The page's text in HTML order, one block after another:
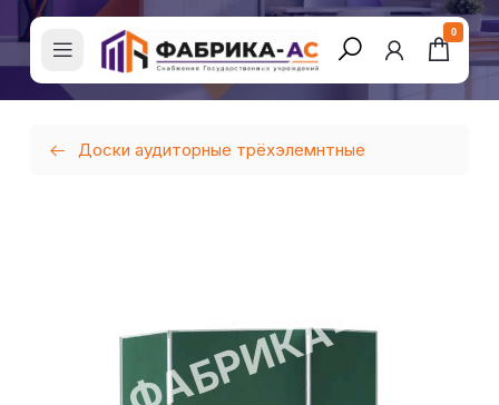
0
Доски аудиторные трёхэлемнтные